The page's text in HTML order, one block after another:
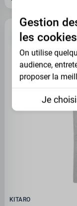
OUTLET
KITARO
Gestion
les cookies
On utilise
audience,
proposer la
Je